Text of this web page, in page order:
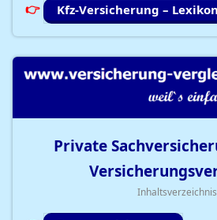
Kfz-Versicherung – Lexikon
Private
Inhaltsverzeichnis